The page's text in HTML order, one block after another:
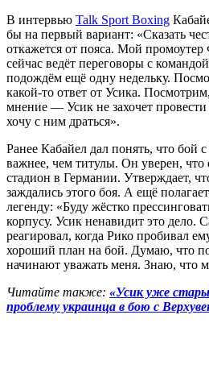
В интервью Talk Sport Boxing
бы на первый вариант: «Сказать
откажется от пояса. Мой
сейчас ведёт переговоры с
подождём ещё одну недельку.
какой-то ответ от Усика.
мнение — Усик не захочет
хочу с ним драться».
Ранее Кабайел дал понять, что бой
важнее, чем титулы. Он уверен,
стадион в Германии. Утверждает,
заждались этого боя. А ещё
легенду: «Буду жёстко
корпусу. Усик ненавидит это дело.
реагировал, когда Рико пробивал
хороший план на бой. Думаю, что
начинают уважать меня. Знаю, что
Читайте также: «Усик уже
проблему украинца в бою с